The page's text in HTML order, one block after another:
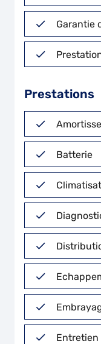
Garantie
Prestations
Batterie
Entretien